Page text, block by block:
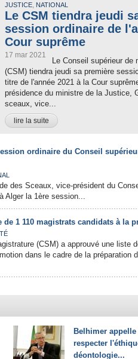
JUSTICE, NATIONAL
Le CSM tiendra jeudi
session ordinaire de
Cour suprême
17 mar 2021
Le Conseil supérieur de
(CSM) tiendra jeudi sa première
titre de l'année 2021 à la Cour
présidence du ministre de la Justice,
sceaux, vice...
lire la suite
ordinaire du Conseil
des Sceaux, vice-président du
Alger la 1ère session...
de 1 110 magistrats candidats à la
(CSM) a approuvé une liste
dans le cadre de la préparation
Belhimer
respecter
déontologie...